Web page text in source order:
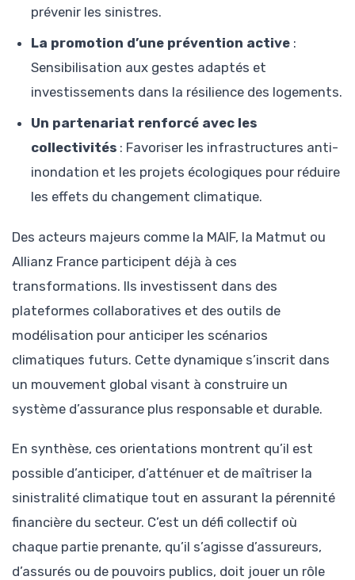
prévenir les sinistres.
La promotion d’une prévention active :
Sensibilisation aux gestes adaptés et
investissements dans la résilience des logements.
Un partenariat renforcé avec les
collectivités : Favoriser les infrastructures anti-
inondation et les projets écologiques pour réduire
les effets du changement climatique.
Des acteurs majeurs comme la MAIF, la Matmut ou
Allianz France participent déjà à ces
transformations. Ils investissent dans des
plateformes collaboratives et des outils de
modélisation pour anticiper les scénarios
climatiques futurs. Cette dynamique s’inscrit dans
un mouvement global visant à construire un
système d’assurance plus responsable et durable.
En synthèse, ces orientations montrent qu’il est
possible d’anticiper, d’atténuer et de maîtriser la
sinistralité climatique tout en assurant la pérennité
financière du secteur. C’est un défi collectif où
chaque partie prenante, qu’il s’agisse d’assureurs,
d’assurés ou de pouvoirs publics, doit jouer un rôle